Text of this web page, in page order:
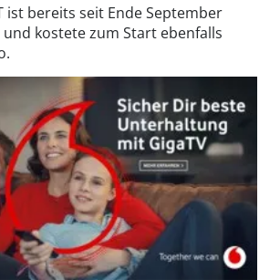
ist bereits seit Ende September
kostete zum Start ebenfalls